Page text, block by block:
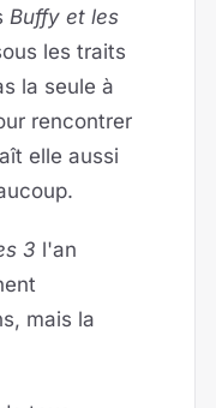
Buffy et les
les traits
la seule à
rencontrer
elle aussi
3 l'an
mais la